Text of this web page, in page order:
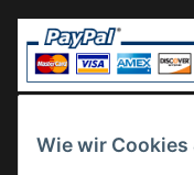
Wie wir Cookies